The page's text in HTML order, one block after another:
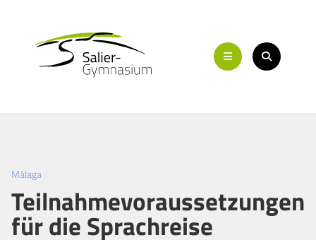
Málaga
Teilnahmevoraussetzungen
für die Sprachreise